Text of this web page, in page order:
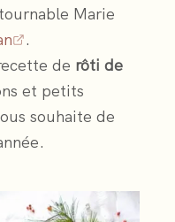
Marie
.
de rôti de
et petits
souhaite de